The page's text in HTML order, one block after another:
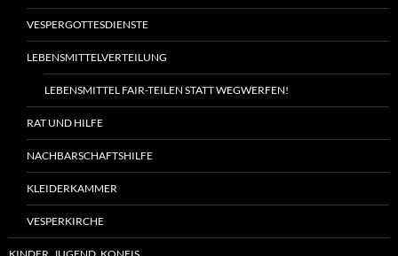
VESPERGOTTESDIENSTE
LEBENSMITTELVERTEILUNG
LEBENSMITTEL FAIR-TEILEN STATT WEGWERFEN!
RAT UND HILFE
NACHBARSCHAFTSHILFE
KLEIDERKAMMER
VESPERKIRCHE